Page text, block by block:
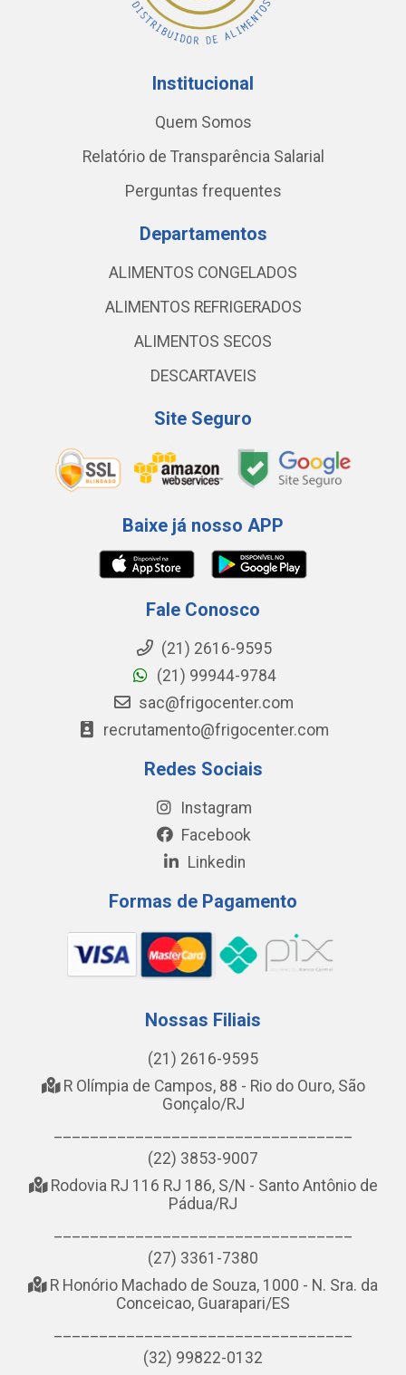
Institucional
Quem Somos
Relatório de Transparência Salarial
Perguntas frequentes
Departamentos
ALIMENTOS CONGELADOS
ALIMENTOS REFRIGERADOS
ALIMENTOS SECOS
DESCARTAVEIS
Site Seguro
Baixe já nosso APP
Fale Conosco
(21) 2616-9595
(21) 99944-9784
sac@frigocenter.com
recrutamento@frigocenter.com
Redes Sociais
Instagram
Facebook
Linkedin
Formas de Pagamento
Nossas Filiais
(21) 2616-9595
R Olímpia de Campos, 88 - Rio do Ouro, São
Gonçalo/RJ
(22) 3853-9007
Rodovia RJ 116 RJ 186, S/N - Santo Antônio de
Pádua/RJ
(27) 3361-7380
R Honório Machado de Souza, 1000 - N. Sra. da
Conceicao, Guarapari/ES
(32) 99822-0132